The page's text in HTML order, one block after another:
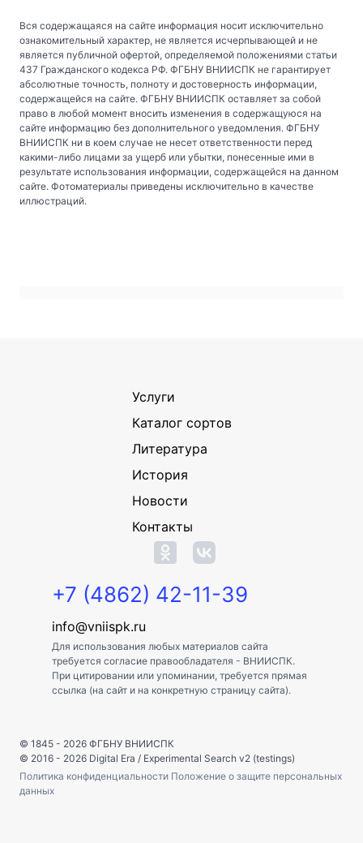
Вся содержащаяся на сайте информация носит исключительно
ознакомительный характер, не является исчерпывающей и не
является публичной офертой, определяемой положениями статьи
437 Гражданского кодекса РФ. ФГБНУ ВНИИСПК не гарантирует
абсолютные точность, полноту и достоверность информации,
содержащейся на сайте. ФГБНУ ВНИИСПК оставляет за собой
право в любой момент вносить изменения в содержащуюся на
сайте информацию без дополнительного уведомления. ФГБНУ
ВНИИСПК ни в коем случае не несет ответственности перед
какими-либо лицами за ущерб или убытки, понесенные ими в
результате использования информации, содержащейся на данном
сайте. Фотоматериалы приведены исключительно в качестве
иллюстраций.
Услуги
Каталог сортов
Литература
История
Новости
Контакты
+7 (4862) 42-11-39
info@vniispk.ru
Для использования любых материалов сайта
требуется согласие правообладателя - ВНИИСПК.
При цитировании или упоминании, требуется прямая
ссылка (на сайт и на конкретную страницу сайта).
© 1845 - 2026 ФГБНУ ВНИИСПК
© 2016 - 2026 Digital Era / Experimental Search v2 (testings)
Политика конфиденциальности Положение о защите персональных
данных